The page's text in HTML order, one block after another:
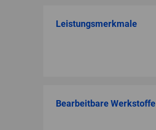
Leistungsmerkmale
Bearbeitbare Werkstoffe